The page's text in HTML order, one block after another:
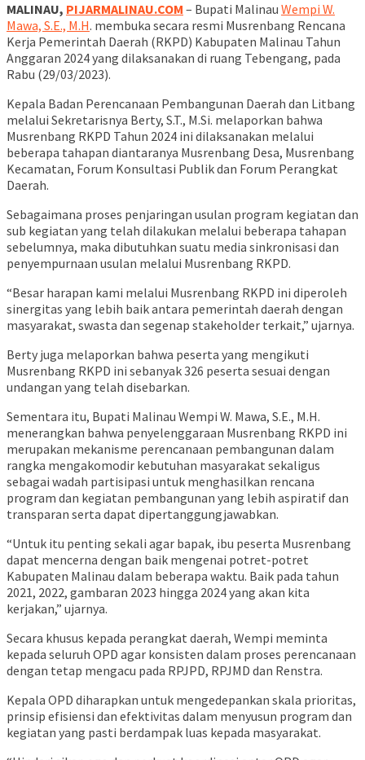
MALINAU, PIJARMALINAU.COM – Bupati Malinau Wempi W.
Mawa, S.E., M.H. membuka secara resmi Musrenbang Rencana
Kerja Pemerintah Daerah (RKPD) Kabupaten Malinau Tahun
Anggaran 2024 yang dilaksanakan di ruang Tebengang, pada
Rabu (29/03/2023).
Kepala Badan Perencanaan Pembangunan Daerah dan Litbang
melalui Sekretarisnya Berty, S.T., M.Si. melaporkan bahwa
Musrenbang RKPD Tahun 2024 ini dilaksanakan melalui
beberapa tahapan diantaranya Musrenbang Desa, Musrenbang
Kecamatan, Forum Konsultasi Publik dan Forum Perangkat
Daerah.
Sebagaimana proses penjaringan usulan program kegiatan dan
sub kegiatan yang telah dilakukan melalui beberapa tahapan
sebelumnya, maka dibutuhkan suatu media sinkronisasi dan
penyempurnaan usulan melalui Musrenbang RKPD.
“Besar harapan kami melalui Musrenbang RKPD ini diperoleh
sinergitas yang lebih baik antara pemerintah daerah dengan
masyarakat, swasta dan segenap stakeholder terkait,” ujarnya.
Berty juga melaporkan bahwa peserta yang mengikuti
Musrenbang RKPD ini sebanyak 326 peserta sesuai dengan
undangan yang telah disebarkan.
Sementara itu, Bupati Malinau Wempi W. Mawa, S.E., M.H.
menerangkan bahwa penyelenggaraan Musrenbang RKPD ini
merupakan mekanisme perencanaan pembangunan dalam
rangka mengakomodir kebutuhan masyarakat sekaligus
sebagai wadah partisipasi untuk menghasilkan rencana
program dan kegiatan pembangunan yang lebih aspiratif dan
transparan serta dapat dipertanggungjawabkan.
“Untuk itu penting sekali agar bapak, ibu peserta Musrenbang
dapat mencerna dengan baik mengenai potret-potret
Kabupaten Malinau dalam beberapa waktu. Baik pada tahun
2021, 2022, gambaran 2023 hingga 2024 yang akan kita
kerjakan,” ujarnya.
Secara khusus kepada perangkat daerah, Wempi meminta
kepada seluruh OPD agar konsisten dalam proses perencanaan
dengan tetap mengacu pada RPJPD, RPJMD dan Renstra.
Kepala OPD diharapkan untuk mengedepankan skala prioritas,
prinsip efisiensi dan efektivitas dalam menyusun program dan
kegiatan yang pasti berdampak luas kepada masyarakat.